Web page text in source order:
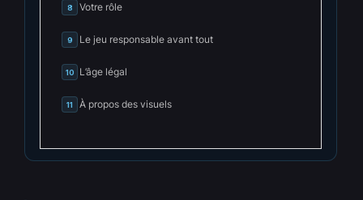
8 Votre rôle
9 Le jeu responsable avant tout
10 L’âge légal
11 À propos des visuels